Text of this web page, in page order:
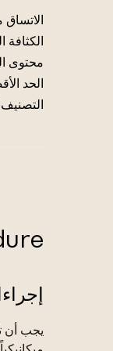
الكثافة
محتوى
الحد
التصنيف EN 12004
يجب أن